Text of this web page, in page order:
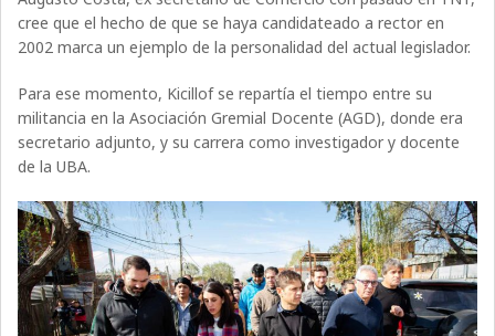
cree que el hecho de que se haya candidateado a rector en
2002 marca un ejemplo de la personalidad del actual legislador.
Para ese momento, Kicillof se repartía el tiempo entre su
militancia en la Asociación Gremial Docente (AGD), donde era
secretario adjunto, y su carrera como investigador y docente
de la UBA.